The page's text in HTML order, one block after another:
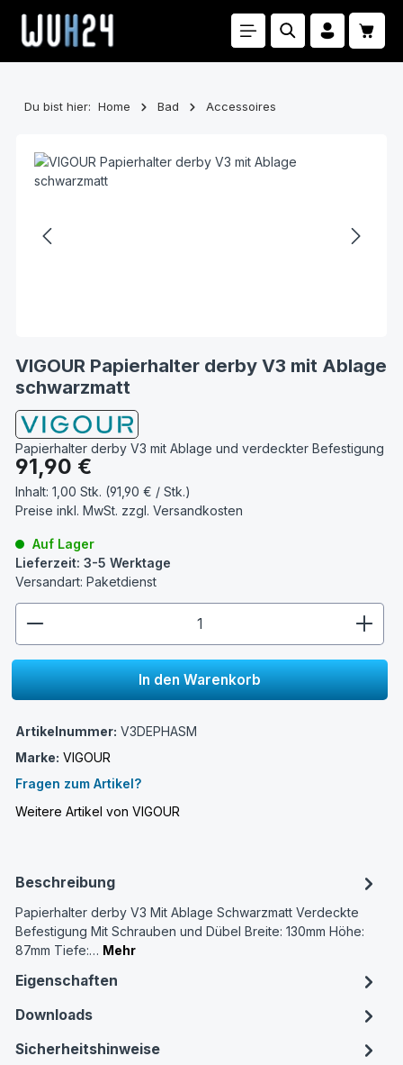
Zum Hauptinhalt springen
Du bist hier: Home Bad Accessoires
VIGOUR Papierhalter derby V3 mit Ablage
schwarzmatt
Papierhalter derby V3 mit Ablage und verdeckter Befestigung
Regulärer Preis:
91,90 €
Inhalt: 1,00 Stk. (91,90 € / Stk.)
Preise inkl. MwSt. zzgl. Versandkosten
Auf Lager
Lieferzeit: 3-5 Werktage
Versandart: Paketdienst
In den Warenkorb
Artikelnummer: V3DEPHASM
Marke: VIGOUR
Fragen zum Artikel?
Weitere Artikel von VIGOUR
Beschreibung
Papierhalter derby V3 Mit Ablage Schwarzmatt Verdeckte
Befestigung Mit Schrauben und Dübel Breite: 130mm Höhe:
87mm Tiefe:… Mehr
Eigenschaften
Downloads
Sicherheitshinweise